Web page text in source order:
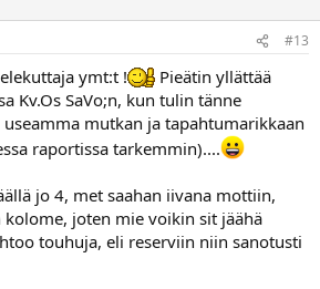
#13
ymt:t !
Pieätin yllättää
Kv.Os SaVo;n, kun tulin tänne
mutkan ja tapahtumarikkaan
raportissa tarkemmin)....
jo 4, met saahan iivana mottiin,
kolome, joten mie voikin sit jäähä
touhuja, eli reserviin niin sanotusti